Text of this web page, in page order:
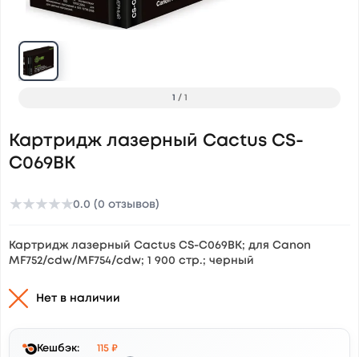
1 / 1
Картридж лазерный Cactus CS-
C069BK
★★★★★0.0 (0 отзывов)
Картридж лазерный Cactus CS-C069BK; для Canon
MF752/cdw/MF754/cdw; 1 900 стр.; черный
Нет в наличии
Кешбэк:
115 ₽